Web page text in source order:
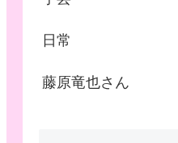
日常
藤原竜也さん